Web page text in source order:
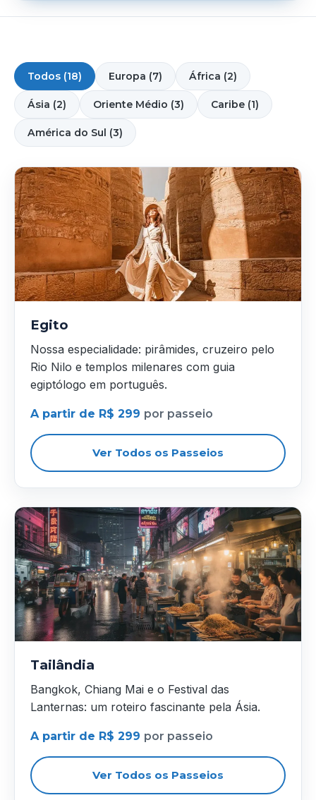
Todos (18) Europa (7) África (2)
Ásia (2) Oriente Médio (3) Caribe (1)
América do Sul (3)
Egito
Nossa especialidade: pirâmides, cruzeiro pelo
Rio Nilo e templos milenares com guia
egiptólogo em português.
A partir de R$ 299 por passeio
Ver Todos os Passeios
Tailândia
Bangkok, Chiang Mai e o Festival das
Lanternas: um roteiro fascinante pela Ásia.
A partir de R$ 299 por passeio
Ver Todos os Passeios